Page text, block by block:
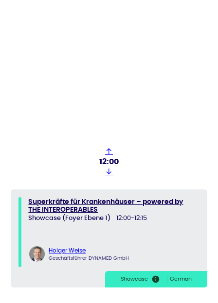
↑
12:00
↓
Superkräfte für Krankenhäuser – powered by
THE INTEROPERABLES
Showcase (Foyer Ebene 1) 12:00-12:15
Holger Weise
Geschäftsführer DYNAMED GmbH
Showcase German